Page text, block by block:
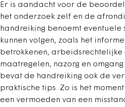
Er is aandacht voor de
het onderzoek zelf en de
handreiking benoemt
kunnen volgen, zoals het
betrokkenen, arbeidsrechtelijke
maatregelen, nazorg en omgang
bevat de handreiking ook de
praktische tips. Zo is het
een vermoeden van een